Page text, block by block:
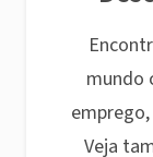
mundo
Veja